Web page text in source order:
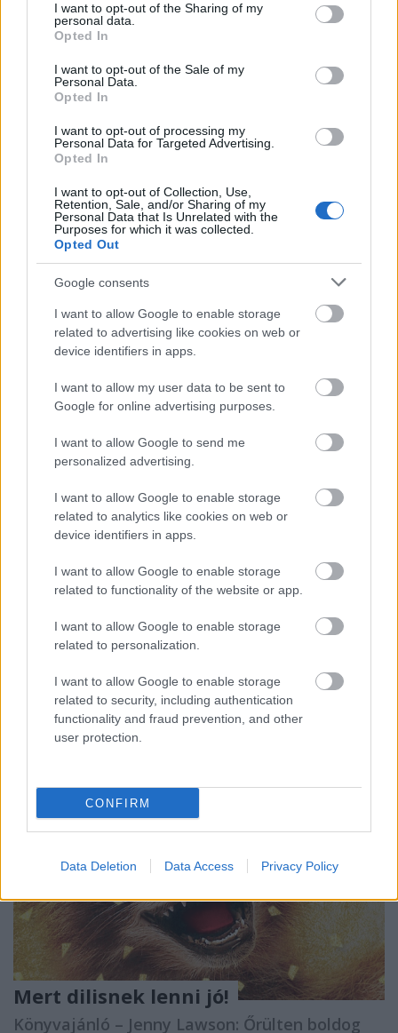
not limited to your visit or usage behaviour. You may click to
grant or deny consent to Google and its third-party tags to
use your data for below specified purposes in below Google
consent section.
I want to opt-out of the Sharing of my
personal data.
Opted In
I want to opt-out of the Sale of my
Personal Data.
Opted In
I want to opt-out of processing my
Personal Data for Targeted Advertising.
Opted In
I want to opt-out of Collection, Use,
Retention, Sale, and/or Sharing of my
Personal Data that Is Unrelated with the
Purposes for which it was collected.
Opted Out
Google consents
I want to allow Google to enable storage
related to advertising like cookies on web or
device identifiers in apps.
I want to allow my user data to be sent to
Google for online advertising purposes.
I want to allow Google to send me
personalized advertising.
I want to allow Google to enable storage
related to analytics like cookies on web or
device identifiers in apps.
I want to allow Google to enable storage
related to functionality of the website or app.
I want to allow Google to enable storage
related to personalization.
I want to allow Google to enable storage
related to security, including authentication
functionality and fraud prevention, and other
user protection.
CONFIRM
Data Deletion Data Access Privacy Policy
Könyvajánló - Susannah Cahalan: Lángoló agy
Arthur Arthurus
Egy fiatal újságíró, a New York Post munkatársa
csípéseket észlel, aztán a Time Square-en áthaladva
érzékeit megtámadják a fények. Mozog a folyosó, a
alattomos…
Mi az autizmus?
Arthur Arthurus •2018. március 28.
2008 óta április 2. többek között az Autizmus
világnapja, ezen a napon számtalan rendezvény
keretében próbálják meg felhívni a figyelmet erre a
furcsa, sokszor félelmet keltő állapotra. Sajnos
előítéleteket és a tabukat a különféle…
Mert dilisnek lenni jó!
Könyvajánló – Jenny Lawson: Őrülten boldog